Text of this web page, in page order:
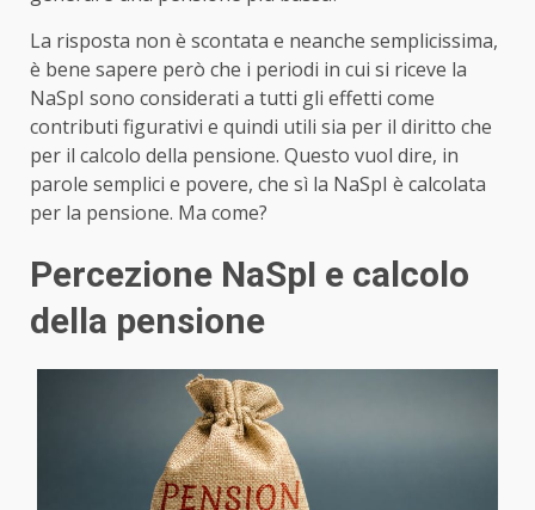
La risposta non è scontata e neanche semplicissima,
è bene sapere però che i periodi in cui si riceve la
NaSpI sono considerati a tutti gli effetti come
contributi figurativi e quindi utili sia per il diritto che
per il calcolo della pensione. Questo vuol dire, in
parole semplici e povere, che sì la NaSpI è calcolata
per la pensione. Ma come?
Percezione NaSpI e calcolo
della pensione